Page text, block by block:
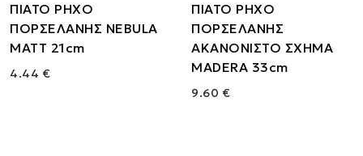
ΠΙΑΤΟ ΡΗΧΟ
ΠΟΡΣΕΛΑΝΗΣ NEBULA
MATT 21cm
4.44 €
ΠΙΑΤΟ ΡΗΧΟ
ΠΟΡΣΕΛΑΝΗΣ
ΑΚΑΝΟΝΙΣΤΟ ΣΧΗΜΑ
MADERA 33cm
9.60 €